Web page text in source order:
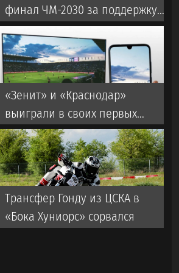
финал ЧМ-2030 за поддержку
его кандидатуры
«Зенит» и «Краснодар»
выиграли в своих первых
матчах Кубка России
Трансфер Гонду из ЦСКА в
«Бока Хуниорс» сорвался